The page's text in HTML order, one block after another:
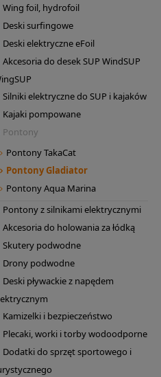
Wing foil, hydrofoil
Deski surfingowe
Deski elektryczne eFoil
Akcesoria do desek SUP WindSUP
Silniki elektryczne do SUP i kajaków
Kajaki pompowane
Pontony
Pontony TakaCat
Pontony Gladiator
Pontony Aqua Marina
Pontony z silnikami elektrycznymi
Akcesoria do holowania za łódką
Skutery podwodne
Drony podwodne
Deski pływackie z napędem
Kamizelki i bezpieczeństwo
Plecaki, worki i torby wodoodporne
Dodatki do sprzęt sportowego i